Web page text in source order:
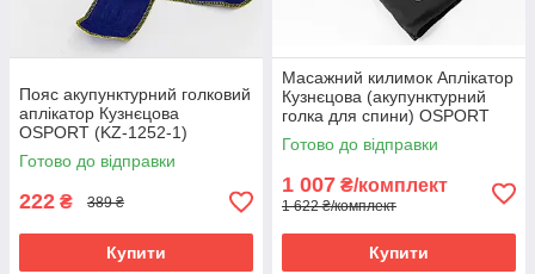
Пояс акупунктурний голковий
аплікатор Кузнєцова
OSPORT (KZ-1252-1)
Готово до відправки
222 ₴ 389 ₴
Купити
Масажний килимок Аплікатор
Кузнєцова (акупунктурний
голка для спини) OSPORT
Long (apl-034) Чорно-білий
Готово до відправки
1 007 ₴/комплект
1 622 ₴/комплект
Купити